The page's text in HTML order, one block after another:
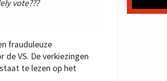
vote???
frauduleuze
VS. De verkiezingen
te lezen op het